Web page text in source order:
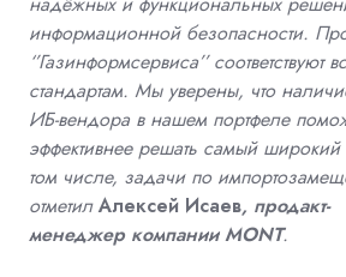
информационной безопасности.
‘’Газинформсервиса’’
стандартам. Мы уверены, что
ИБ-вендора в нашем портфеле
эффективнее решать самый широкий
том числе, задачи по
отметилАлексей Исаев, продакт-
менеджер компанииMONT.